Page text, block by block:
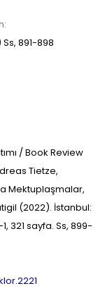
Ss, 891-898
/ Book Review
Tietze,
Mektuplaşmalar,
(2022). İstanbul:
321 sayfa. Ss, 899-